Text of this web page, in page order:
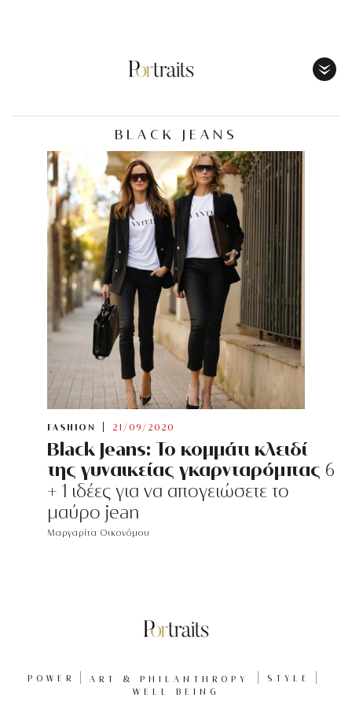
BLACK JEANS
FASHION 21/09/2020
Black Jeans: Το κομμάτι κλειδί
της γυναικείας γκαρνταρόμπας 6
+ 1 ιδέες για να απογειώσετε το
μαύρο jean
Μαργαρίτα Οικονόμου
POWER ART & PHILANTHROPY
STYLE
WELL BEING